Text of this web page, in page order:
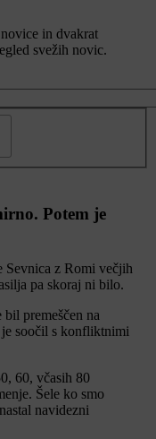
in dvakrat
svežih novic.
Potem je
Sevnica z Romi večjih
pa skoraj ni bilo.
premeščen na
soočil s konfliktnimi
60, včasih 80
Šele ko smo
navidezni